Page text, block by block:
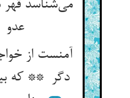
می‌شناسد قهر
آمنست از
دگر ** که